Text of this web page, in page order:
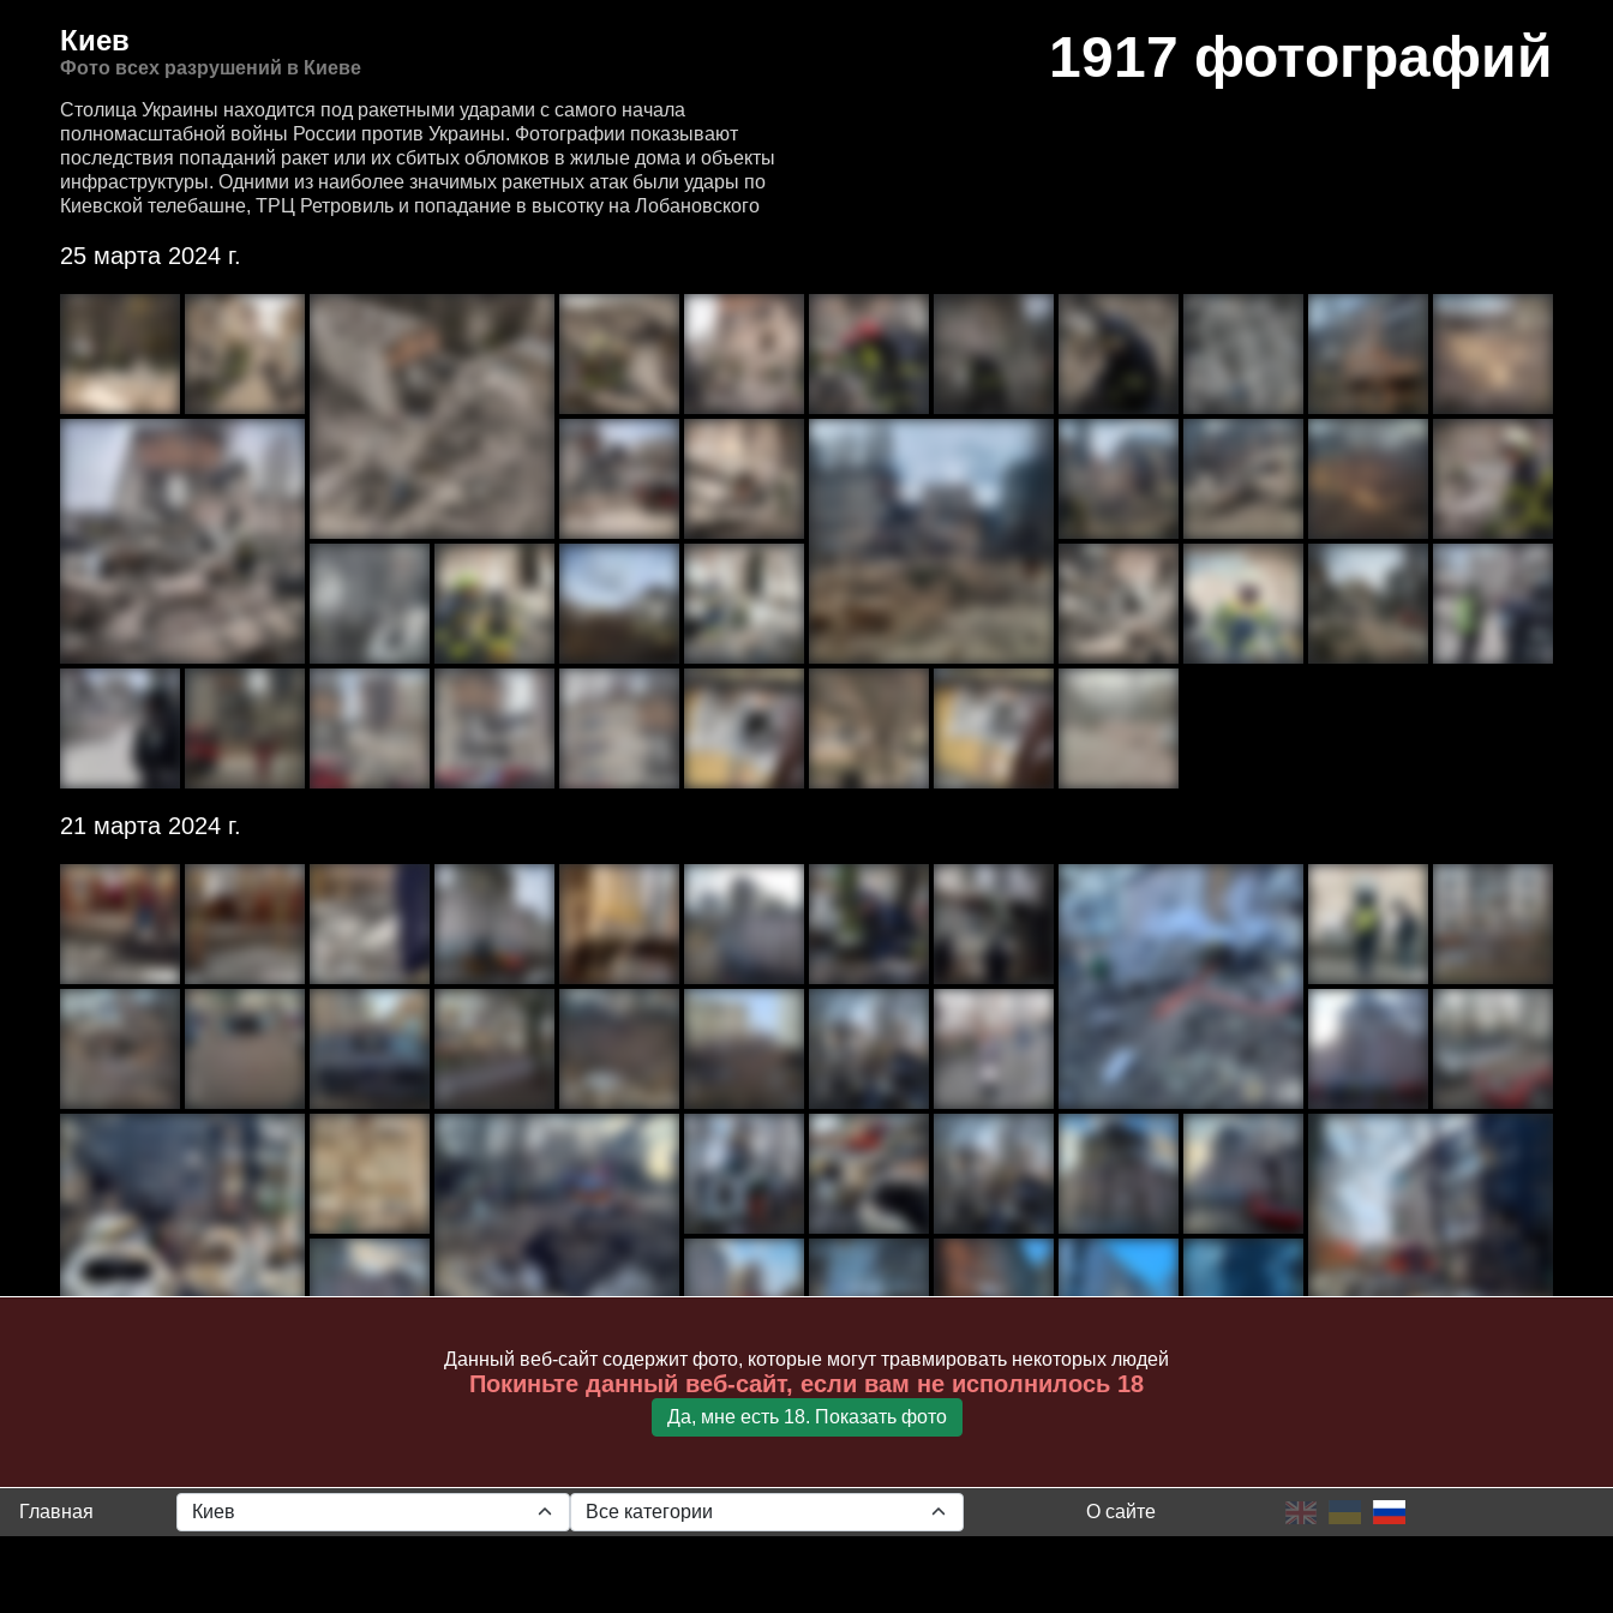
Киев
Фото всех разрушений в Киеве
Столица Украины находится под ракетными ударами с самого начала
полномасштабной войны России против Украины. Фотографии показывают
последствия попаданий ракет или их сбитых обломков в жилые дома и объекты
инфраструктуры. Одними из наиболее значимых ракетных атак были удары по
Киевской телебашне, ТРЦ Ретровиль и попадание в высотку на Лобановского
1917 фотографий
25 марта 2024 г.
21 марта 2024 г.
Киев Все категории
Главная О сайте
Данный веб-сайт содержит фото, которые могут травмировать некоторых людей
Покиньте данный веб-сайт, если вам не исполнилось 18
Да, мне есть 18. Показать фото